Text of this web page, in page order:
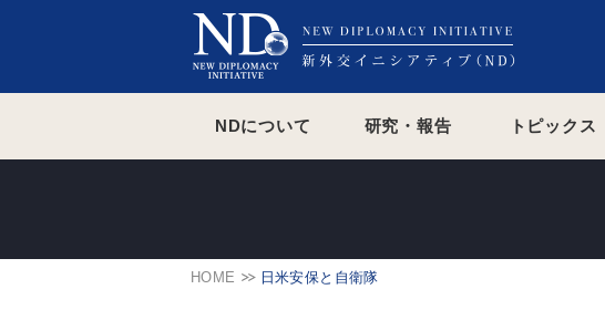
NDについて 研究・報告 トピックス
HOME 日米安保と自衛隊